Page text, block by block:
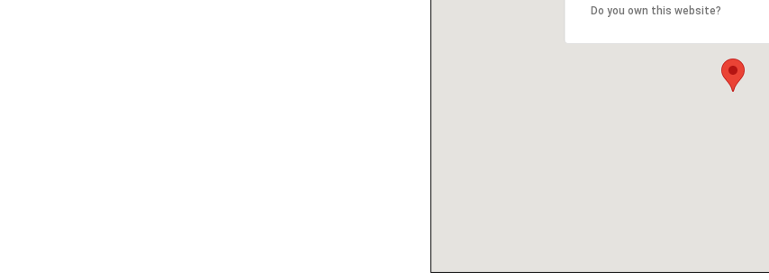
Do you own this website?